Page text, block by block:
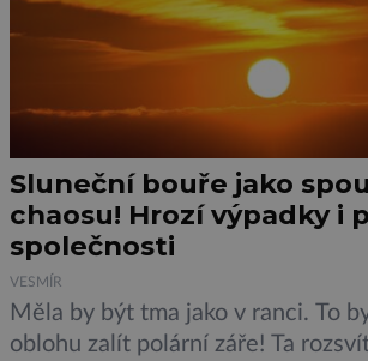
Sluneční bouře jako
chaosu! Hrozí výpadky i
společnosti
VESMÍR
Měla by být tma jako v ranci. To
oblohu zalít polární záře! Ta